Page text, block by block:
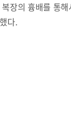
장의 흉배를 통
다.